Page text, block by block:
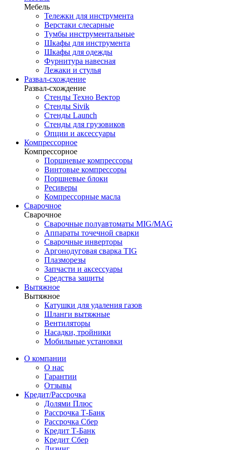
Мебель
Тележки для инструмента
Верстаки слесарные
Тумбы инструментальные
Шкафы для инструмента
Шкафы для одежды
Фурнитура навесная
Лежаки и стулья
Развал-схождение
Развал-схождение
Стенды Техно Вектор
Стенды Sivik
Стенды Launch
Стенды для грузовиков
Опции и аксессуары
Компрессорное
Компрессорное
Поршневые компрессоры
Винтовые компрессоры
Поршневые блоки
Ресиверы
Компрессорные масла
Сварочное
Сварочное
Сварочные полуавтоматы MIG/MAG
Аппараты точечной сварки
Сварочные инверторы
Аргонодуговая сварка TIG
Плазморезы
Запчасти и аксессуары
Средства защиты
Вытяжное
Вытяжное
Катушки для удаления газов
Шланги вытяжные
Вентиляторы
Насадки, тройники
Мобильные установки
О компании
О нас
Гарантии
Отзывы
Кредит/Рассрочка
Долями Плюс
Рассрочка Т-Банк
Рассрочка Сбер
Кредит Т-Банк
Кредит Сбер